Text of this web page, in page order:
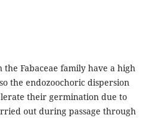
Fabaceae family have a high
the endozoochoric dispersion
their germination due to
out during passage through